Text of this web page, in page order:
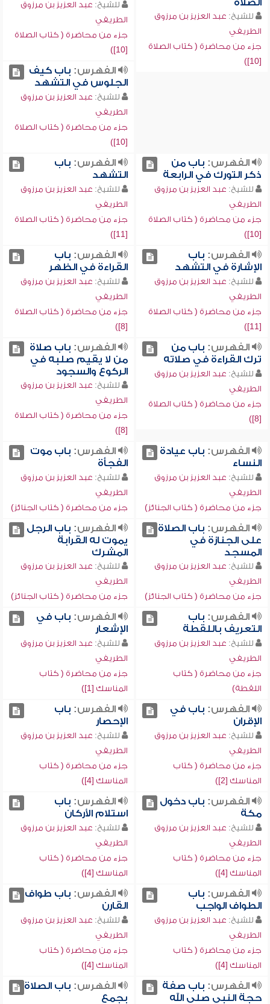
الصلاة
للشيخ: عبد العزيز بن مرزوق
الطريفي
جزء من محاضرة ( كتاب الصلاة
[10])
للشيخ: عبد العزيز بن مرزوق
الطريفي
جزء من محاضرة ( كتاب الصلاة
[10])
الفهرس: باب كيف
الجلوس في التشهد
للشيخ: عبد العزيز بن مرزوق
الطريفي
جزء من محاضرة ( كتاب الصلاة
[10])
الفهرس: باب من
ذكر التورك في الرابعة
للشيخ: عبد العزيز بن مرزوق
الطريفي
جزء من محاضرة ( كتاب الصلاة
[10])
الفهرس: باب
التشهد
للشيخ: عبد العزيز بن مرزوق
الطريفي
جزء من محاضرة ( كتاب الصلاة
[11])
الفهرس: باب
الإشارة في التشهد
للشيخ: عبد العزيز بن مرزوق
الطريفي
جزء من محاضرة ( كتاب الصلاة
[11])
الفهرس: باب
القراءة في الظهر
للشيخ: عبد العزيز بن مرزوق
الطريفي
جزء من محاضرة ( كتاب الصلاة
[8])
الفهرس: باب من
ترك القراءة في صلاته
للشيخ: عبد العزيز بن مرزوق
الطريفي
جزء من محاضرة ( كتاب الصلاة
[8])
الفهرس: باب صلاة
من لا يقيم صلبه في
الركوع والسجود
للشيخ: عبد العزيز بن مرزوق
الطريفي
جزء من محاضرة ( كتاب الصلاة
[8])
الفهرس: باب عيادة
النساء
للشيخ: عبد العزيز بن مرزوق
الطريفي
جزء من محاضرة ( كتاب الجنائز)
الفهرس: باب موت
الفجأة
للشيخ: عبد العزيز بن مرزوق
الطريفي
جزء من محاضرة ( كتاب الجنائز)
الفهرس: باب الصلاة
على الجنازة في
المسجد
للشيخ: عبد العزيز بن مرزوق
الطريفي
جزء من محاضرة ( كتاب الجنائز)
الفهرس: باب الرجل
يموت له القرابة
المشرك
للشيخ: عبد العزيز بن مرزوق
الطريفي
جزء من محاضرة ( كتاب الجنائز)
الفهرس: باب
التعريف باللقطة
للشيخ: عبد العزيز بن مرزوق
الطريفي
جزء من محاضرة ( كتاب
اللقطة)
الفهرس: باب في
الإشعار
للشيخ: عبد العزيز بن مرزوق
الطريفي
جزء من محاضرة ( كتاب
المناسك [1])
الفهرس: باب في
الإقران
للشيخ: عبد العزيز بن مرزوق
الطريفي
جزء من محاضرة ( كتاب
المناسك [2])
الفهرس: باب
الإحصار
للشيخ: عبد العزيز بن مرزوق
الطريفي
جزء من محاضرة ( كتاب
المناسك [4])
الفهرس: باب دخول
مكة
للشيخ: عبد العزيز بن مرزوق
الطريفي
جزء من محاضرة ( كتاب
المناسك [4])
الفهرس: باب
استلام الأركان
للشيخ: عبد العزيز بن مرزوق
الطريفي
جزء من محاضرة ( كتاب
المناسك [4])
الفهرس: باب
الطواف الواجب
للشيخ: عبد العزيز بن مرزوق
الطريفي
جزء من محاضرة ( كتاب
المناسك [4])
الفهرس: باب طواف
القارن
للشيخ: عبد العزيز بن مرزوق
الطريفي
جزء من محاضرة ( كتاب
المناسك [4])
الفهرس: باب صفة
حجة النبي صلى الله
الفهرس: باب الصلاة
بجمع